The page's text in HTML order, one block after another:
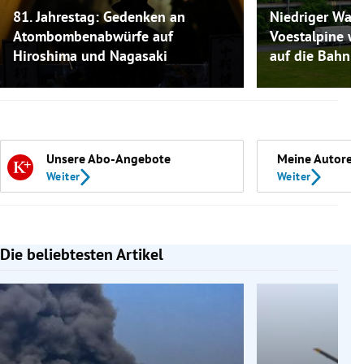
81. Jahrestag: Gedenken an
Atombombenabwürfe auf
Hiroshima und Nagasaki
Niedriger
Voestalpine
auf die Bahn
Unsere Abo-Angebote
Weiter
Meine Autoren
Weiter
Die beliebtesten Artikel
Slide 1 von 7